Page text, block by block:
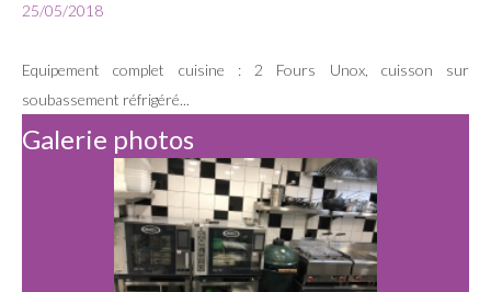
25/05/2018
Equipement complet cuisine : 2 Fours Unox, cuisson sur
soubassement réfrigéré...
Galerie photos